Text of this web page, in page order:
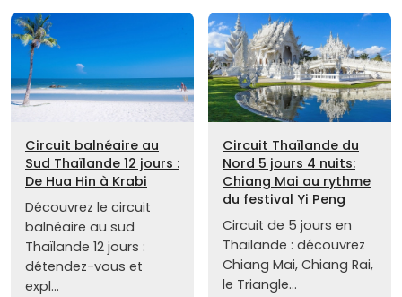
Circuit balnéaire au
Sud Thaïlande 12 jours :
De Hua Hin à Krabi
Découvrez le circuit
balnéaire au sud
Thaïlande 12 jours :
détendez-vous et
expl...
Circuit Thaïlande du
Nord 5 jours 4 nuits:
Chiang Mai au rythme
du festival Yi Peng
Circuit de 5 jours en
Thaïlande : découvrez
Chiang Mai, Chiang Rai,
le Triangle...